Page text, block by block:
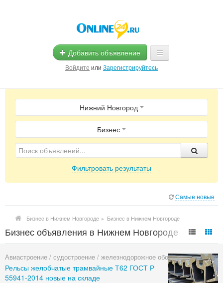
Добавить объявление
Войдите или Зарегистрируйтесь
Главная
Помощь
Услуги
Магазины
Нижний Новгород
Бизнес
Фильтровать результаты
Самые новые
Бизнес в Нижнем Новгороде ▸ Бизнес в Нижнем Новгороде
Бизнес объявления в Нижнем Новгороде
Авиастроение / судостроение / железнодорожное оборудование
Рельсы желобчатые трамвайные Т62 ГОСТ Р
55941-2014 новые на складе